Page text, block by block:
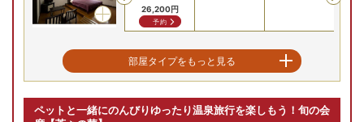
26,200円
予約
二間和室【10畳+6畳】
和室
部屋タイプをもっと見る
ペットと一緒にのんびりゆったり温泉旅行を楽しもう！旬の会